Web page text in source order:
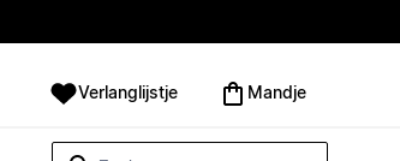
Verlanglijstje Mandje